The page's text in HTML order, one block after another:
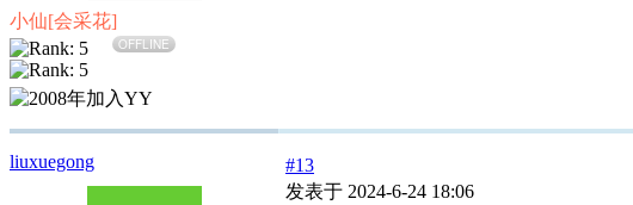
小仙[会采花]
OFFLINE
liuxuegong
#13
发表于 2024-6-24 18:06